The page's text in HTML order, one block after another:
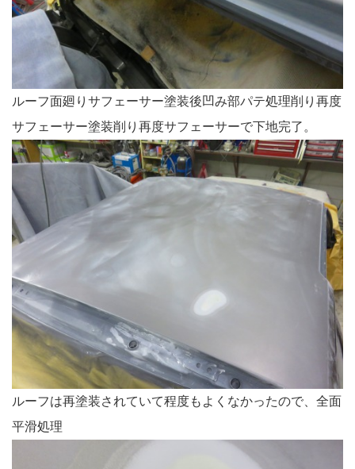
ルーフ面廻りサフェーサー塗装後凹み部パテ処理削り再度
サフェーサー塗装削り再度サフェーサーで下地完了。
ルーフは再塗装されていて程度もよくなかったので、全面
平滑処理